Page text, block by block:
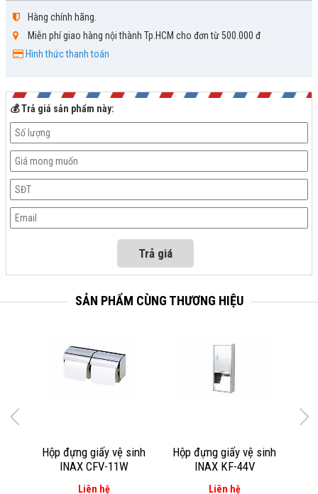
Hàng chính hãng.
Miễn phí giao hàng nội thành Tp.HCM cho đơn từ 500.000 đ
Hình thức thanh toán
💰 Trả giá sản phẩm này:
SẢN PHẨM CÙNG THƯƠNG HIỆU
Hộp đựng giấy vệ sinh
INAX CFV-11W
Liên hệ
Hộp đựng giấy vệ sinh
INAX KF-44V
Liên hệ